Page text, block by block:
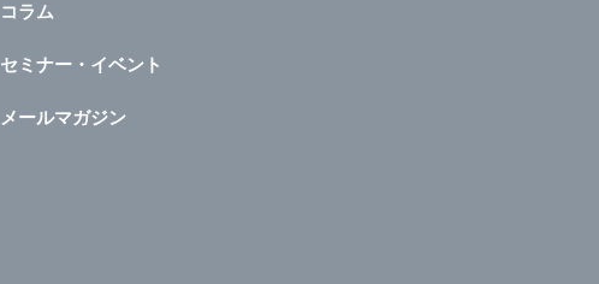
コラム
セミナー・イベント
メールマガジン